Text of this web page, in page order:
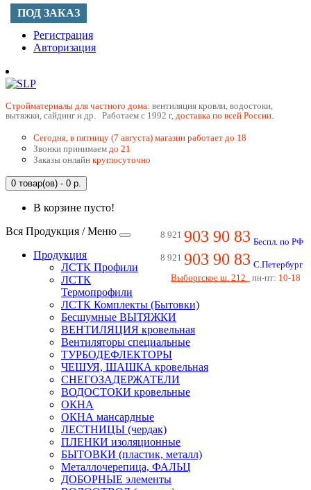
Регистрация
Авторизация
Cтройматериалы для частного дома: вентиляция кровли, водостоки,
вытяжки, сайдинг и др. Работаем с 1992 г, доставка по всей России.
Сегодня, в пятницу (7 августа) магазин работает до 18
Звонки принимаем до 21
Заказы онлайн круглосуточно
0 товар(ов) - 0 р.
В корзине пусто!
8 921 903 90 83 Беспл. по РФ
8 921 903 90 83 С.Петербург
Выборгское ш. 212
пн-пт: 10-18
Вся Продукция / Меню
Продукция
ЛСТК Профили
ЛСТК
Термопрофили
ЛСТК Комплекты (Бытовки)
Бесшумные ВЫТЯЖКИ
ВЕНТИЛЯЦИЯ кровельная
Вентиляторы специальные
ТУРБОДЕФЛЕКТОРЫ
ЧЕШУЯ, ШАШКА кровельная
СНЕГОЗАДЕРЖАТЕЛИ
ВОДОСТОКИ кровельные
ОКНА
ОКНА мансардные
ЛЕСТНИЦЫ (чердак)
ПЛЕНКИ изоляционные
БЫТОВКИ (пластик, металл)
Металлочерепица, ФАЛЬЦ
ДОБОРНЫЕ элементы
ПОД ЗАКАЗ